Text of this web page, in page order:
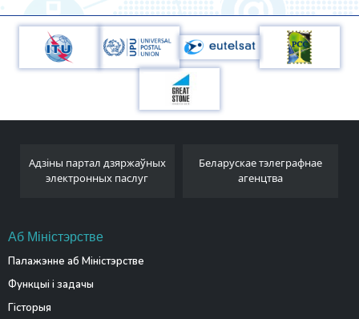
Адзіны партал дзяржаўных
электронных паслуг
Беларускае тэлеграфнае
агенцтва
Аб Міністэрстве
Палажэнне аб Міністэрстве
Функцыі і задачы
Гісторыя